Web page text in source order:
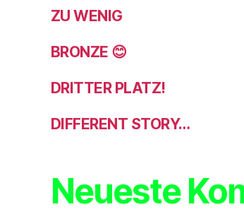
ZU WENIG
BRONZE 😊
DRITTER PLATZ!
DIFFERENT STORY…
Neueste